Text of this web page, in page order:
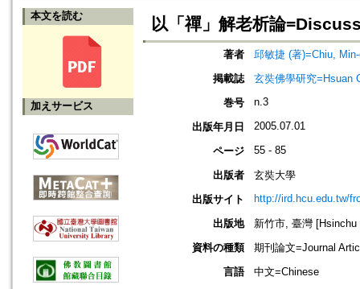
本文を読む
加えサービス
以「禪」解老析論
著者
邱敏捷 (著)=Chiu,
掲載誌
玄奘佛學研究=Hsuan
巻号
n.3
出版年月日 2005.07.01
ページ 55 - 85
出版者
玄奘大學
出版サイト
http://ird.hcu.edu.tw/
出版地
新竹市, 臺灣 [Hsinchu
資料の種類
期刊論文=Journal
言語
中文=Chinese